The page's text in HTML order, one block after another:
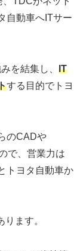
自動車へITサー
を結集し、 IT
する目的でトヨ
のCADや
で、営業力は
トヨタ自動車か
ます。